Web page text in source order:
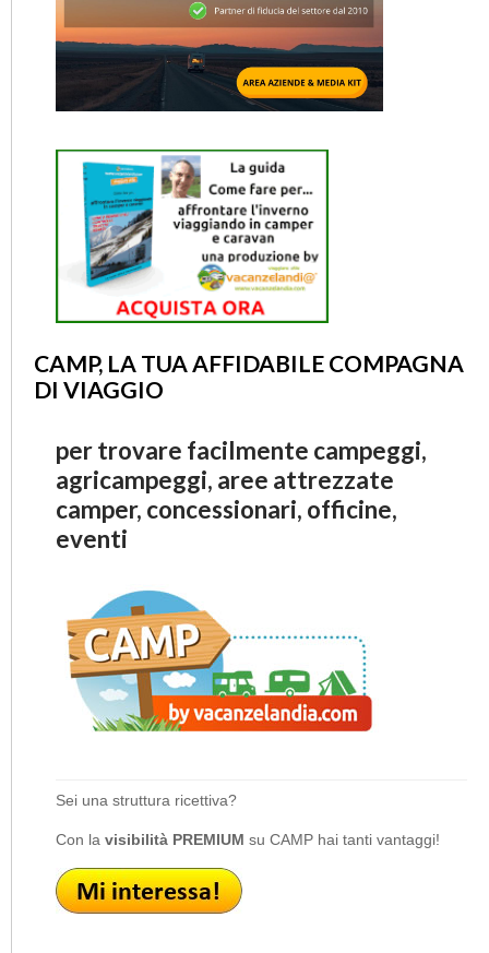
CAMP, LA TUA AFFIDABILE COMPAGNA
DI VIAGGIO
per trovare facilmente campeggi,
agricampeggi, aree attrezzate
camper, concessionari, officine,
eventi
Sei una struttura ricettiva?
Con la visibilità PREMIUM su CAMP hai tanti vantaggi!